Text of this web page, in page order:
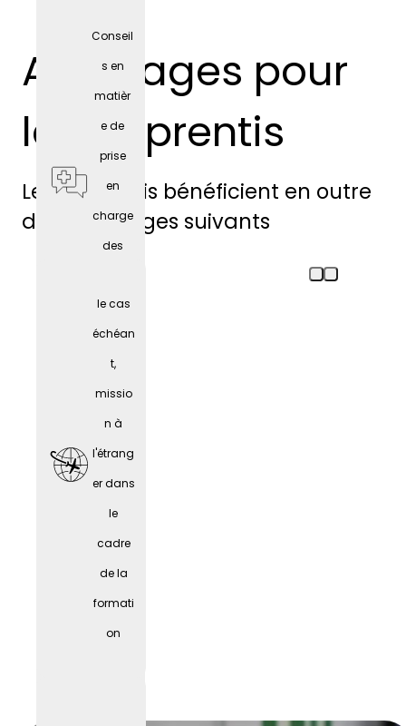
Conseil
s en
matièr
e de
prise
en
charge
des
nes
âgées
Fêtes
d'entre
Avantages pour
les apprentis
Les apprentis bénéficient en outre
des avantages suivants
le cas
échéan
t,
missio
n à
l'étrang
er dans
le
cadre
de la
formati
on